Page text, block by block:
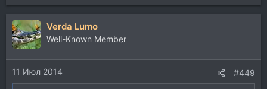
Verda Lumo
Well-Known Member
11 Июл 2014 #449